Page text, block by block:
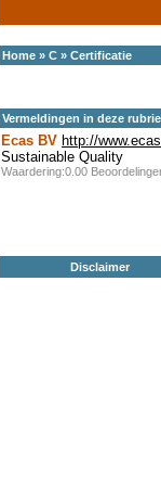
Home » C » Certificatie
Vermeldingen in deze
Ecas BV http://
Sustainable Quality
Waardering:0.00
Disclaimer